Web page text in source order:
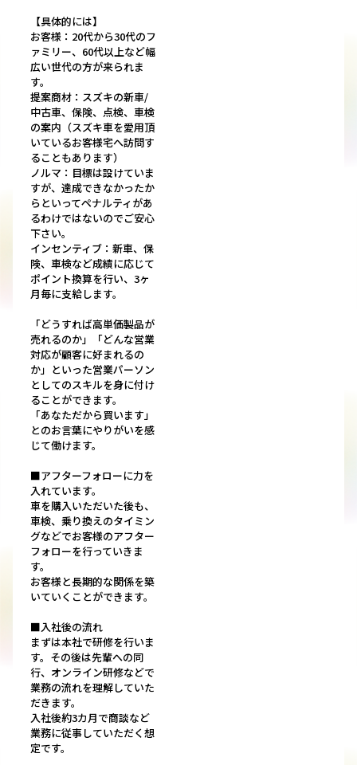
【具体的には】
お客様：20代から30代のフ
ァミリー、60代以上など幅
広い世代の方が来られま
す。
提案商材：スズキの新車/
中古車、保険、点検、車検
の案内（スズキ車を愛用頂
いているお客様宅へ訪問す
ることもあります）
ノルマ：目標は設けていま
すが、達成できなかったか
らといってペナルティがあ
るわけではないのでご安心
下さい。
インセンティブ：新車、保
険、車検など成績に応じて
ポイント換算を行い、3ヶ
月毎に支給します。
「どうすれば高単価製品が
売れるのか」「どんな営業
対応が顧客に好まれるの
か」といった営業パーソン
としてのスキルを身に付け
ることができます。
「あなただから買います」
とのお言葉にやりがいを感
じて働けます。
■アフターフォローに力を
入れています。
車を購入いただいた後も、
車検、乗り換えのタイミン
グなどでお客様のアフター
フォローを行っていきま
す。
お客様と長期的な関係を築
いていくことができます。
■入社後の流れ
まずは本社で研修を行いま
す。その後は先輩への同
行、オンライン研修などで
業務の流れを理解していた
だきます。
入社後約3カ月で商談など
業務に従事していただく想
定です。